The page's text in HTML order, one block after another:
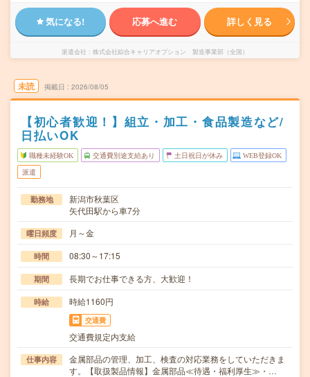
気になる! 応募へ進む 詳しく見る
派遣会社 株式会社綜合キャリアオプション 製造事業部（全国）
未読 掲載日 2026/08/05
【初心者歓迎！】組立・加工・食品製造など/
日払いOK
職種未経験OK 交通費別途支給あり 土日祝日が休み WEB登録OK
派遣
勤務地
新潟市秋葉区
矢代田駅から車7分
曜日頻度 月～金
時間 08:30～17:15
期間 長期でお仕事できる方、大歓迎！
時給 時給1160円
交通費
交通費規定内支給
仕事内容
金属部品の管理、加工、検査の対応業務をしていただきま
す。【取扱製品情報】金属部品≪待遇・福利厚生≫・…